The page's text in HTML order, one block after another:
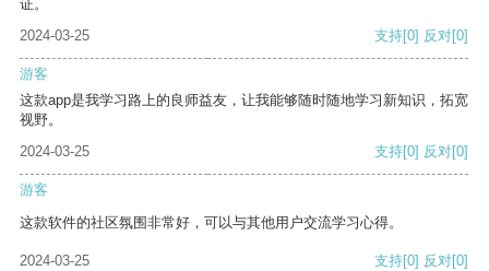
证。
2024-03-25
支持[0] 反对[0]
游客
这款app是我学习路上的良师益友，让我能够随时随地学习新知识，拓宽
视野。
2024-03-25
支持[0] 反对[0]
游客
这款软件的社区氛围非常好，可以与其他用户交流学习心得。
2024-03-25 支持[0] 反对[0]